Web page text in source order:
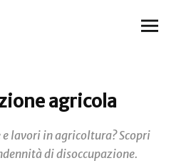
agricola
e lavori in agricoltura? Scopri
di disoccupazione.